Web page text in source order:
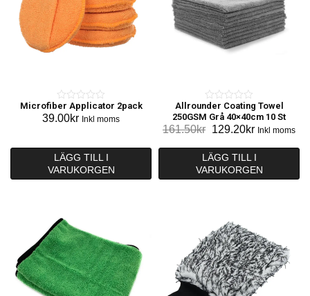
0
o
t
o
f
Microfiber Applicator 2pack
39.00kr Inkl moms
LÄGG TILL I
VARUKORGEN
0
o
t
o
f
Allrounder Coating Towel
250GSM Grå 40×40cm 10 St
161.50kr Det
priset
var:
129.20krDet
priset
är:
Inkl moms
LÄGG TILL I
VARUKORGEN